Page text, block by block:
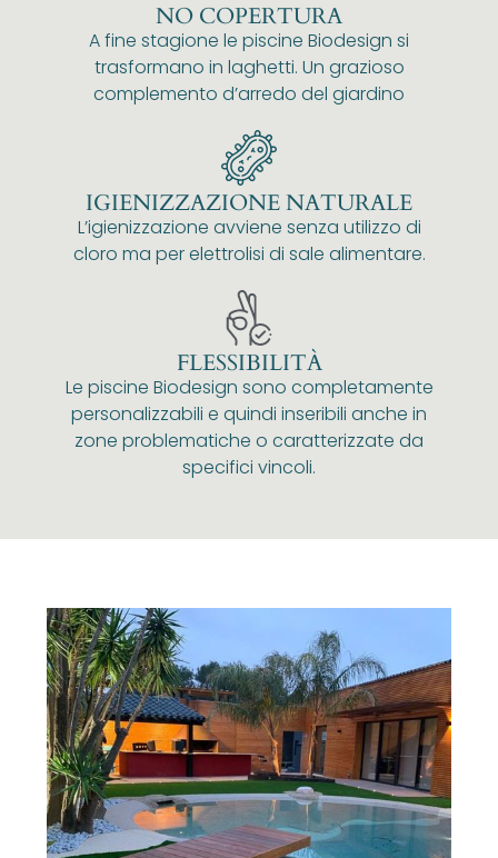
NO COPERTURA
A fine stagione le piscine Biodesign si
trasformano in laghetti. Un grazioso
complemento d’arredo del giardino
IGIENIZZAZIONE NATURALE
L’igienizzazione avviene senza utilizzo di
cloro ma per elettrolisi di sale alimentare.
FLESSIBILITÀ
Le piscine Biodesign sono completamente
personalizzabili e quindi inseribili anche in
zone problematiche o caratterizzate da
specifici vincoli.